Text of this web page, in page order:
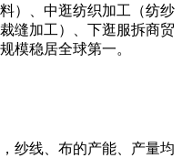
）、中逛纺织加工（纺纱
缝加工）、下逛服拆商贸
模稳居全球第一。
线、布的产能、产量均